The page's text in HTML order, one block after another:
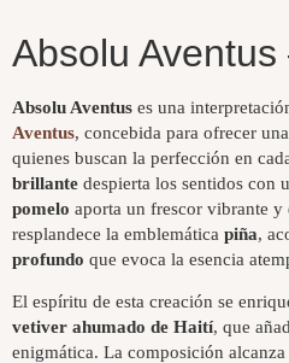
Absolu Aventus
Absolu Aventus es una
Aventus, concebida para ofrecer
quienes buscan la perfección en
brillante despierta los sentidos con
pomelo aporta un frescor vibrante
resplandece la emblemática piña,
profundo que evoca la esencia
El espíritu de esta creación se
vetiver ahumado de Haití, que
enigmática. La composición